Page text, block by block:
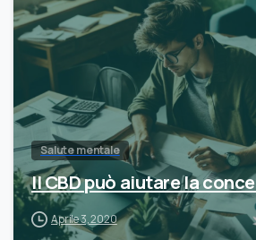
Salute mentale
Il CBD può aiutare la
Aprile 3, 2020